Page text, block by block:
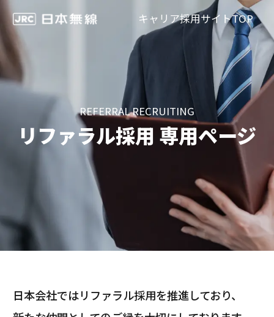
キャリア採用サイトTOP
REFERRAL RECRUITING
リファラル採用 専用ページ
日本会社ではリファラル採用を推進しており、